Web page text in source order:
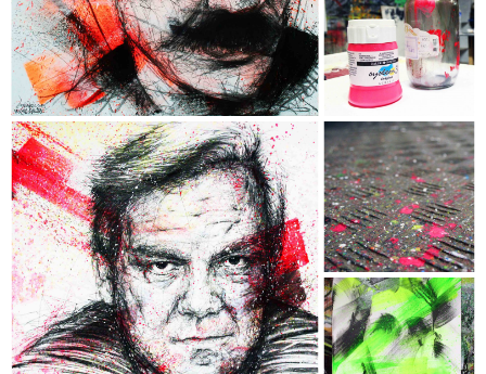
- Dimensions : 100 x 100 cm -
- Techniques : Acrylique, Encre, Fusain,
Crayon de couleur & Aérosol -
- Châssis conçu sur mesure en
MERANTI authentique -
DIDIER BOURDON
- Collection "Chromophobia" -
- Dimensions : 100 x 100 cm -
- Techniques : Acrylique, Encre, Fusain,
Crayon de couleur & Aérosol -